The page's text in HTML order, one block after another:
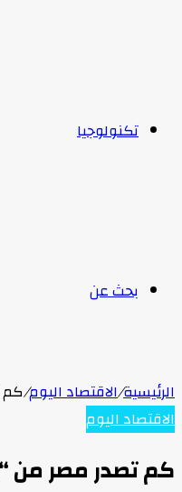
تكنولوجيا
بحث عن
الرئيسية/الاقتصاد اليوم/كم
الاقتصاد اليوم
كم تصدر مصر من